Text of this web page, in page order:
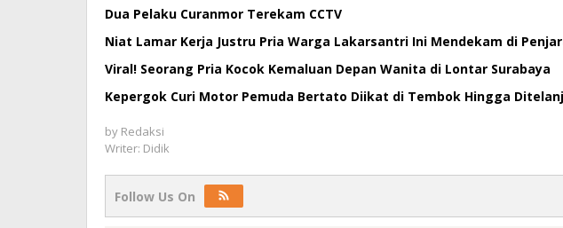
Dua Pelaku Curanmor Terekam CCTV
Niat Lamar Kerja Justru Pria Warga Lakarsantri Ini Mendekam di
Viral! Seorang Pria Kocok Kemaluan Depan Wanita di Lontar Surabaya
Kepergok Curi Motor Pemuda Bertato Diikat di Tembok Hingga
by Redaksi
Writer: Didik
Follow Us On